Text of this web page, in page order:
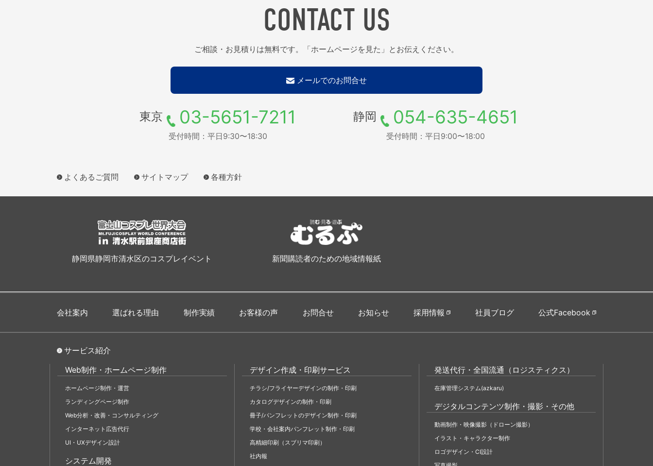
CONTACT US
ご相談・お見積りは無料です。「ホームページを見た」とお伝えください。
メールでのお問合せ
東京 03-5651-7211
受付時間：平日9:30〜18:30
静岡 054-635-4651
受付時間：平日9:00〜18:00
よくあるご質問 サイトマップ 各種方針
静岡県静岡市清水区のコスプレイベント 新聞購読者のための地域情報紙
会社案内 選ばれる理由 制作実績 お客様の声 お問合せ お知らせ 採用情報 社員ブログ 公式Facebook
サービス紹介
Web制作・ホームページ制作
ホームページ制作・運営
ランディングページ制作
Web分析・改善・コンサルティング
インターネット広告代行
UI・UXデザイン設計
システム開発
デザイン作成・印刷サービス
チラシ/フライヤーデザインの制作・印刷
カタログデザインの制作・印刷
冊子/パンフレットのデザイン制作・印刷
学校・会社案内パンフレット制作・印刷
高精細印刷（スブリマ印刷）
社内報
発送代行・全国流通（ロジスティクス）
在庫管理システム(azkaru)
デジタルコンテンツ制作・撮影・その他
動画制作・映像撮影（ドローン撮影）
イラスト・キャラクター制作
ロゴデザイン・CI設計